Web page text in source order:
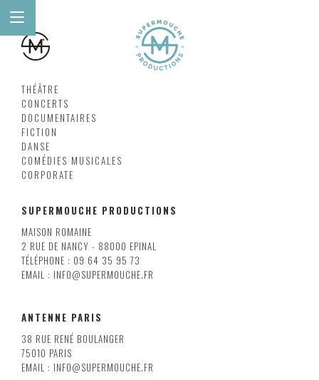
THÉÂTRE
CONCERTS
DOCUMENTAIRES
FICTION
DANSE
COMÉDIES MUSICALES
CORPORATE
SUPERMOUCHE PRODUCTIONS
MAISON ROMAINE
2 RUE DE NANCY - 88000 EPINAL
TÉLÉPHONE : 09 64 35 95 73
EMAIL : INFO@SUPERMOUCHE.FR
ANTENNE PARIS
38 RUE RENÉ BOULANGER
75010 PARIS
EMAIL : INFO@SUPERMOUCHE.FR